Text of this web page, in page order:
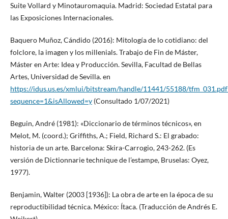
Suite Vollard y Minotauromaquia. Madrid: Sociedad Estatal para
las Exposiciones Internacionales.
Baquero Muñoz, Cándido (2016): Mitología de lo cotidiano: del
folclore, la imagen y los millenials. Trabajo de Fin de Máster,
Máster en Arte: Idea y Producción. Sevilla, Facultad de Bellas
Artes, Universidad de Sevilla. en
https://idus.us.es/xmlui/bitstream/handle/11441/55188/
sequence=1&isAllowed=y(Consultado 1/07/2021)
Beguin, André (1981): «Diccionario de términos técnicos», en
Melot, M. (coord.); Griffiths, A.; Field, Richard S.: El grabado:
historia de un arte. Barcelona: Skira-Carrogio, 243-262. (Es
versión de Dictionnarie technique de l’estampe, Bruselas: Oyez,
1977).
Benjamin, Walter (2003 [1936]): La obra de arte en la época de su
reproductibilidad técnica. México: Ítaca. (Traducción de Andrés E.